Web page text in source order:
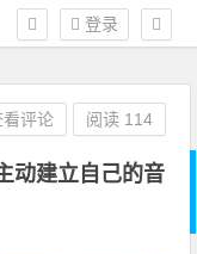
登录
动建立自己的音
看评论 阅读 114